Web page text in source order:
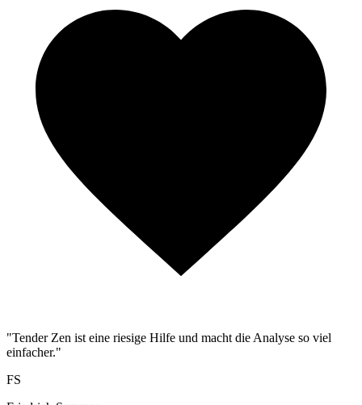
"Tender Zen ist eine riesige Hilfe und macht die Analyse so viel
einfacher."
FS